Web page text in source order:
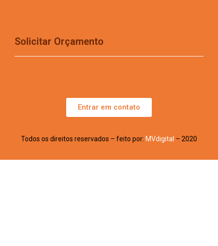
Solicitar Orçamento
Entrar em contato
Todos os direitos reservados – feito por: MVdigital – 2020